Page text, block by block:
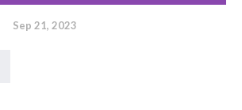
Sep 21, 2023